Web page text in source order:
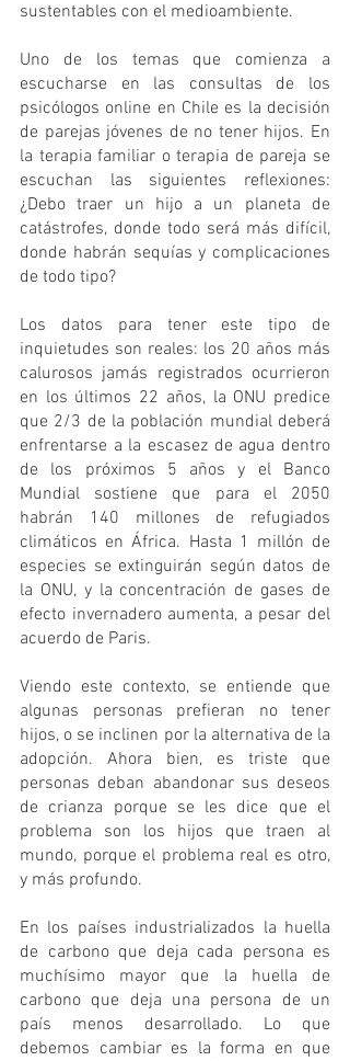
sustentables con el medioambiente.
Uno de los temas que comienza a
escucharse en las consultas de los
psicólogos online en Chile es la decisión
de parejas jóvenes de no tener hijos. En
la terapia familiar o terapia de pareja se
escuchan las siguientes reflexiones:
¿Debo traer un hijo a un planeta de
catástrofes, donde todo será más difícil,
donde habrán sequías y complicaciones
de todo tipo?
Los datos para tener este tipo de
inquietudes son reales: los 20 años más
calurosos jamás registrados ocurrieron
en los últimos 22 años, la ONU predice
que 2/3 de la población mundial deberá
enfrentarse a la escasez de agua dentro
de los próximos 5 años y el Banco
Mundial sostiene que para el 2050
habrán 140 millones de refugiados
climáticos en África. Hasta 1 millón de
especies se extinguirán según datos de
la ONU, y la concentración de gases de
efecto invernadero aumenta, a pesar del
acuerdo de Paris.
Viendo este contexto, se entiende que
algunas personas prefieran no tener
hijos, o se inclinen por la alternativa de la
adopción. Ahora bien, es triste que
personas deban abandonar sus deseos
de crianza porque se les dice que el
problema son los hijos que traen al
mundo, porque el problema real es otro,
y más profundo.
En los países industrializados la huella
de carbono que deja cada persona es
muchísimo mayor que la huella de
carbono que deja una persona de un
país menos desarrollado. Lo que
debemos cambiar es la forma en que